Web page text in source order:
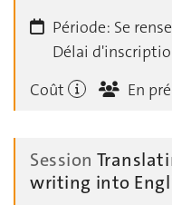
Période: Se
Délai
Coût
En
Session
writing into